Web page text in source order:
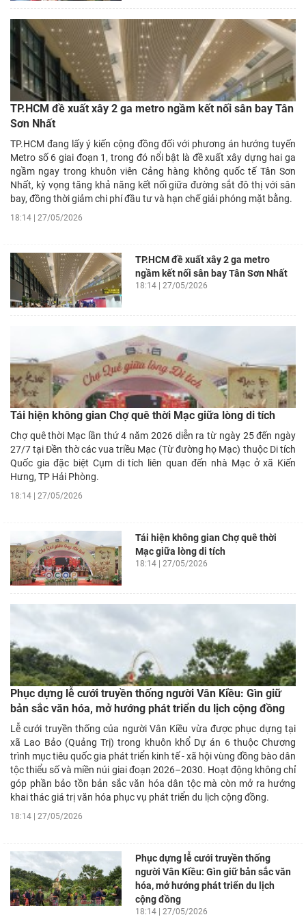
TP.HCM đề xuất xây 2 ga metro ngầm kết nối sân bay Tân
Sơn Nhất
TP.HCM đang lấy ý kiến cộng đồng đối với phương án hướng tuyến
Metro số 6 giai đoạn 1, trong đó nổi bật là đề xuất xây dựng hai ga
ngầm ngay trong khuôn viên Cảng hàng không quốc tế Tân Sơn
Nhất, kỳ vọng tăng khả năng kết nối giữa đường sắt đô thị với sân
bay, đồng thời giảm chi phí đầu tư và hạn chế giải phóng mặt bằng.
18:14 | 27/05/2026
TP.HCM đề xuất xây 2 ga metro
ngầm kết nối sân bay Tân Sơn Nhất
18:14 | 27/05/2026
Tái hiện không gian Chợ quê thời Mạc giữa lòng di tích
Chợ quê thời Mạc lần thứ 4 năm 2026 diễn ra từ ngày 25 đến ngày
27/7 tại Đền thờ các vua triều Mạc (Từ đường họ Mạc) thuộc Di tích
Quốc gia đặc biệt Cụm di tích liên quan đến nhà Mạc ở xã Kiến
Hưng, TP Hải Phòng.
18:14 | 27/05/2026
Tái hiện không gian Chợ quê thời
Mạc giữa lòng di tích
18:14 | 27/05/2026
Phục dựng lễ cưới truyền thống người Vân Kiều: Gìn giữ
bản sắc văn hóa, mở hướng phát triển du lịch cộng đồng
Lễ cưới truyền thống của người Vân Kiều vừa được phục dựng tại
xã Lao Bảo (Quảng Trị) trong khuôn khổ Dự án 6 thuộc Chương
trình mục tiêu quốc gia phát triển kinh tế - xã hội vùng đồng bào dân
tộc thiểu số và miền núi giai đoạn 2026–2030. Hoạt động không chỉ
góp phần bảo tồn bản sắc văn hóa dân tộc mà còn mở ra hướng
khai thác giá trị văn hóa phục vụ phát triển du lịch cộng đồng.
18:14 | 27/05/2026
Phục dựng lễ cưới truyền thống
người Vân Kiều: Gìn giữ bản sắc văn
hóa, mở hướng phát triển du lịch
cộng đồng
18:14 | 27/05/2026